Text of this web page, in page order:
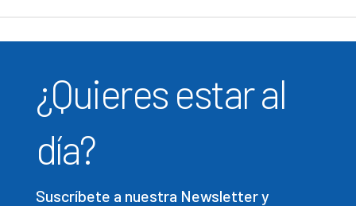
¿Quieres estar al
día?
Suscríbete a nuestra Newsletter y